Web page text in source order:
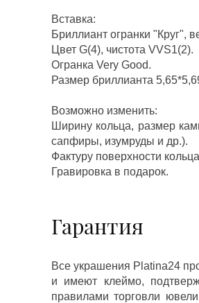
Вставка:
Бриллиант огранки "Круг",
Цвет G(4), чистота VVS1(2).
Огранка Very Good.
Размер бриллианта
Возможно изменить:
Ширину кольца, размер
сапфиры, изумруды и др.).
Фактуру поверхности
Гравировка в подарок.
Гарантия
Все украшения Platina24
и имеют клеймо,
правилами торговли